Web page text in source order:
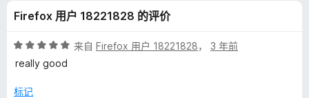
D
B
Firefox 用户 18221828 的评价
评
分
/
来自 Firefox 用户 18221828， 3 年前
really good
标记